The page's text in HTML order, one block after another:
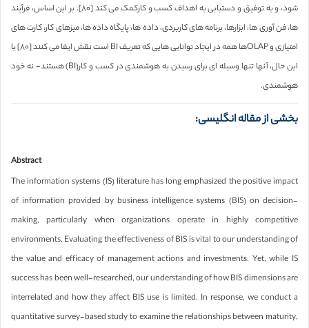
شود، و به توفیق و دستیابی به اهداف کسب و کارکمک می کند [٨٠]. بر این اساس، فرآیند
ها، فن آوری ها، ابزارها، برنامه های کاربردی، داده ها، پایگاه داده ها، میزهای کار، کارت های
امتیازی و OLAPها همه در ایجاد توانایی هایی که تعریف BI است نقش ایفا می کنند [٨٠] با
این حال، آنها تنها وسیله ای برای رسیدن به هوشمندی در کسب و کار(BI) هستند- نه خود
هوشمندی.
بخشی از مقاله انگلیسی:
Abstract
The information systems (IS) literature has long emphasized the positive impact
of information provided by business intelligence systems (BIS) on decision-
making, particularly when organizations operate in highly competitive
environments. Evaluating the effectiveness of BIS is vital to our understanding of
the value and efficacy of management actions and investments. Yet, while IS
success has been well-researched, our understanding of how BIS dimensions are
interrelated and how they affect BIS use is limited. In response, we conduct a
quantitative survey-based study to examine the relationships between maturity,